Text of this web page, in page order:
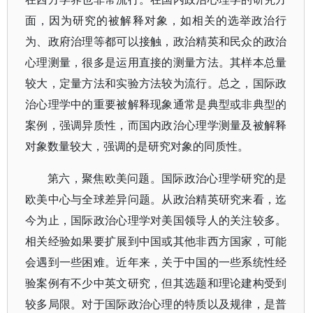
面，因为研究的被解释对象，如相关的选举政治行
为、政府治理等都可以接触，政治精英和民众的政治
心理测量，很多是运用直接的测量方法。其样本总量
较大，定量方法和实验方法较为流行。总之，国际政
治心理学中的重要被解释现象通常是典型或非典型的
案例，强调异质性，而国内政治心理学测量及被解释
对象数量较大，强调的是研究对象的同质性。
第六，聚焦欧美问题。国际政治心理学研究的是
欧美中心与全球差异问题。从政治精英研究来看，迄
今为止，国际政治心理学对美国领导人的关注较多。
相关经验如果要扩展到中国或其他非西方国家，可能
会遇到一些困难。近年来，关于中国的一些系统性经
验案例有不少中英文研究，但其选题和理论建构受到
较多局限。对于国际政治心理的特质以及规律，是普